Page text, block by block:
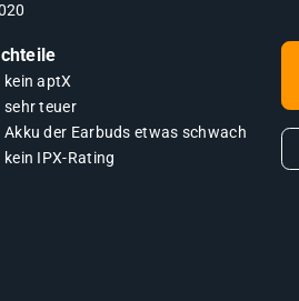
kein aptX
sehr teuer
Akku der Earbuds etwas schwach
kein IPX-Rating